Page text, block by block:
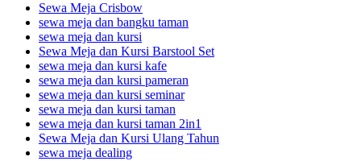
Sewa Meja Crisbow
sewa meja dan bangku taman
sewa meja dan kursi
Sewa Meja dan Kursi Barstool Set
sewa meja dan kursi kafe
sewa meja dan kursi pameran
sewa meja dan kursi seminar
sewa meja dan kursi taman
sewa meja dan kursi taman 2in1
Sewa Meja dan Kursi Ulang Tahun
sewa meja dealing